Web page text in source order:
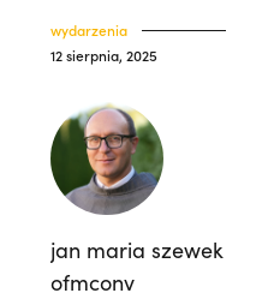
wydarzenia
12 sierpnia, 2025
jan maria szewek
ofmconv